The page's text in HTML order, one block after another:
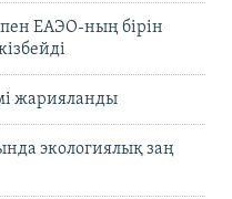
ЕАЭО-ның бірін
жарияланды
экологиялық заң